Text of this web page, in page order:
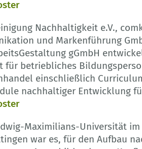
Nachhaltigkeit e.V.,
und Markenführung
gGmbH
für betriebliches
einschließlich
nachhaltiger Entwicklung
Maximilians-Universität
war es, für den Aufbau